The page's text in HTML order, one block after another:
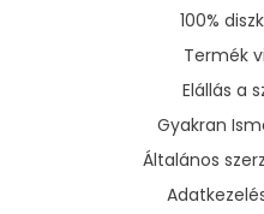
100%
Termék
Elállás a
Gyakran
Általános